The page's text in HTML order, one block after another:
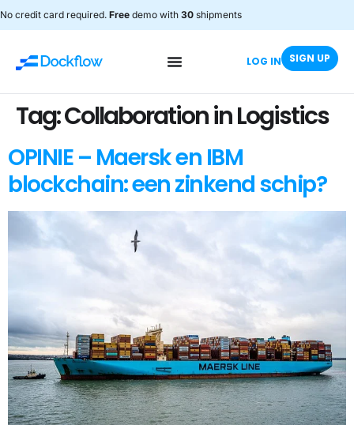
No credit card required. Free demo with 30 shipments
LOG IN SIGN UP
Tag:Collaboration in Logistics
OPINIE – Maersk en IBM
blockchain: een zinkend schip?